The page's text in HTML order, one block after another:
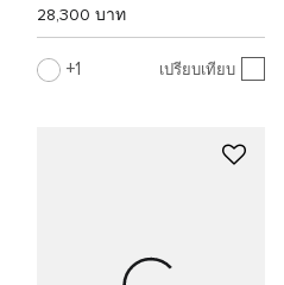
On
28,300 บาท
1 เปรียบเทียบ